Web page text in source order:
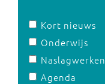
Kort nieuws
Onderwijs
Naslagwerken
Agenda